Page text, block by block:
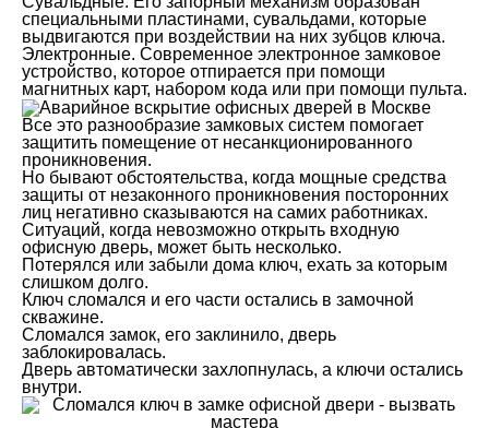
специальными пластинами, сувальдами, которые
выдвигаются при воздействии на них зубцов ключа.
Электронные. Современное электронное замковое
устройство, которое отпирается при помощи
магнитных карт, набором кода или при помощи пульта.
Все это разнообразие замковых систем помогает
защитить помещение от несанкционированного
проникновения.
Но бывают обстоятельства, когда мощные средства
защиты от незаконного проникновения посторонних
лиц негативно сказываются на самих работниках.
Ситуаций, когда невозможно открыть входную
офисную дверь, может быть несколько.
Потерялся или забыли дома ключ, ехать за которым
слишком долго.
Ключ сломался и его части остались в замочной
скважине.
Сломался замок, его заклинило, дверь
заблокировалась.
Дверь автоматически захлопнулась, а ключи остались
внутри.